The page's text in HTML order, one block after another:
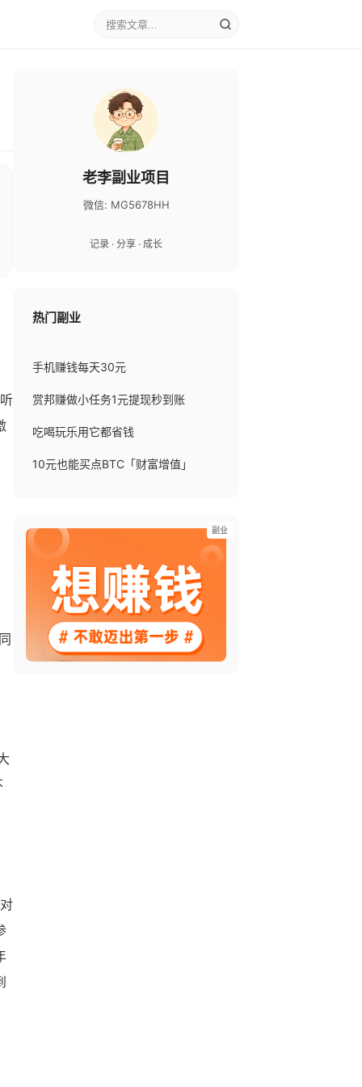
老李副业项目
微信: MG5678HH
记录 · 分享 · 成长
热门副业
手机赚钱每天30元
赏邦赚做小任务1元提现秒到账
吃喝玩乐用它都省钱
10元也能买点BTC「财富增值」
副业